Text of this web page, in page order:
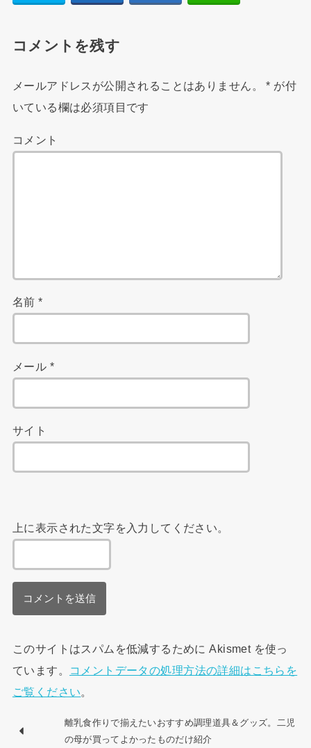
コメントを残す
メールアドレスが公開されることはありません。 * が付
いている欄は必須項目です
コメント
名前*
メール *
サイト
上に表示された文字を入力してください。
このサイトはスパムを低減するために Akismet を使っ
ています。
コメントデータの処理方法の詳細はこちらを
ご覧ください。
離乳食作りで揃えたいおすすめ調理道具＆グッズ。二児
の母が買ってよかったものだけ紹介